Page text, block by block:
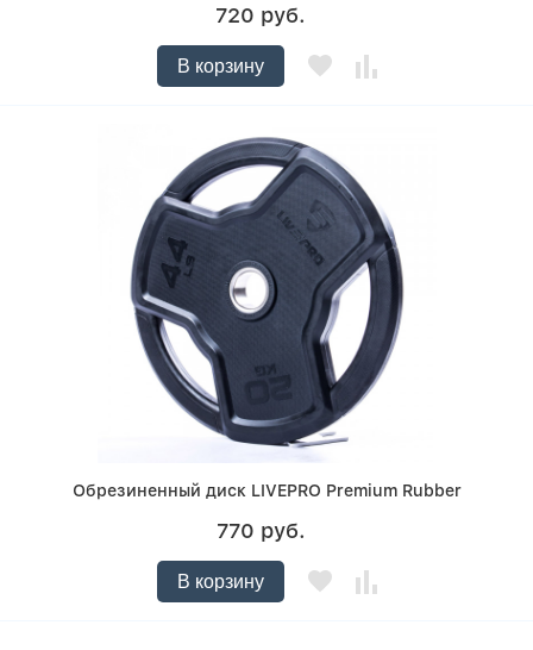
720 руб.
В корзину
Обрезиненный диск LIVEPRO Premium Rubber
770 руб.
В корзину